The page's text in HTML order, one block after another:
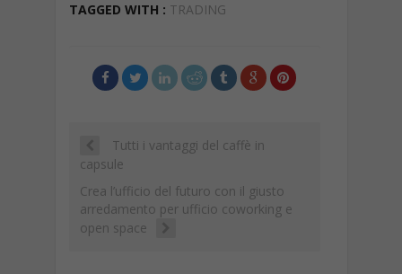
o
k
p
p
m n
Li
n
vi
di
TAGGED WITH : TRADING
Tutti i vantaggi del caffè in
capsule
Crea l’ufficio del futuro con il giusto
arredamento per ufficio coworking e
open space